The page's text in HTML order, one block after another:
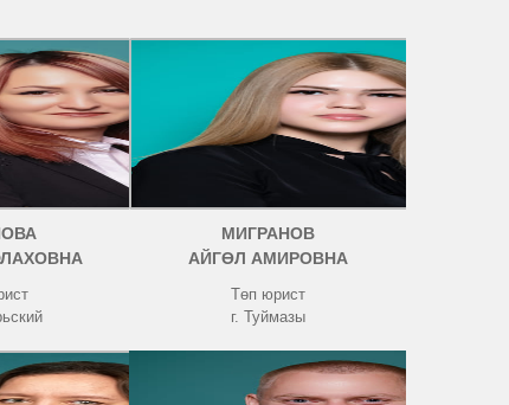
МИГРАНОВ
АЙГӨЛ АМИРОВНА
Төп юрист
г. Туймазы